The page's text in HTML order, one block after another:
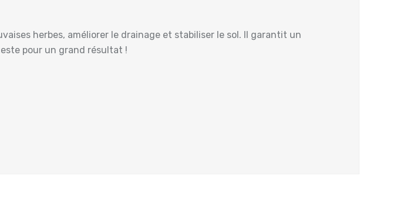
herbes, améliorer le drainage et stabiliser le sol. Il garantit un
pour un grand résultat !